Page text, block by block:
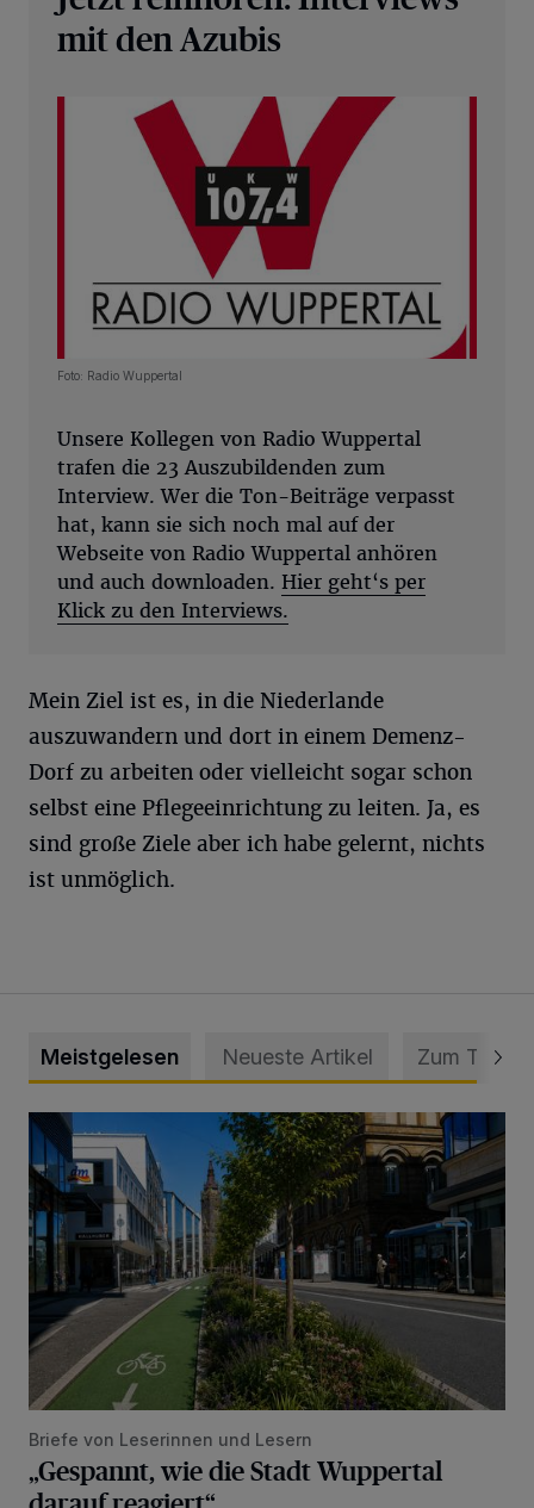
mit den Azubis
Foto: Radio Wuppertal
Unsere Kollegen von Radio Wuppertal
trafen die 23 Auszubildenden zum
Interview. Wer die Ton-Beiträge verpasst
hat, kann sie sich noch mal auf der
Webseite von Radio Wuppertal anhören
und auch downloaden. Hier geht‘s per
Klick zu den Interviews.
Mein Ziel ist es, in die Niederlande
auszuwandern und dort in einem Demenz-
Dorf zu arbeiten oder vielleicht sogar schon
selbst eine Pflegeeinrichtung zu leiten. Ja, es
sind große Ziele aber ich habe gelernt, nichts
ist unmöglich.
Meistgelesen Neueste Artikel Zum Thema
„Gespannt, wie die Stadt Wuppertal darauf reagiert“
Briefe von Leserinnen und Lesern
„Gespannt, wie die Stadt Wuppertal